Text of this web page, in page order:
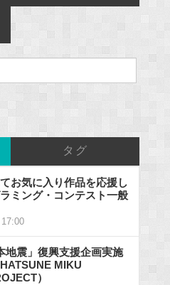
タグ
お気に入り作品を応援し
ミング・コンテスト一般
地震」復興支援企画実施
MIKU
）